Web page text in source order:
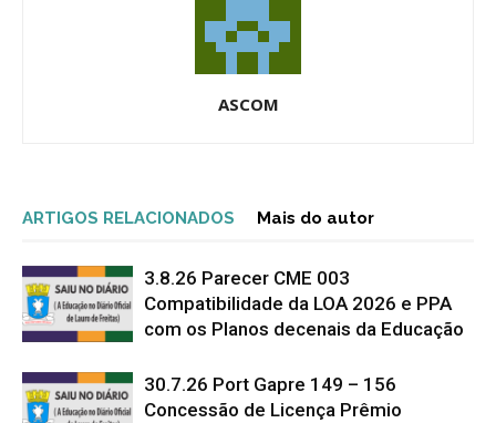
ASCOM
ARTIGOS RELACIONADOS Mais do autor
3.8.26 Parecer CME 003
Compatibilidade da LOA 2026 e PPA
com os Planos decenais da Educação
30.7.26 Port Gapre 149 – 156
Concessão de Licença Prêmio